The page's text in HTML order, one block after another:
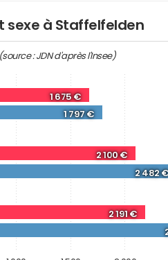
sexe à Staffelfelden
(source : JDN d'après l'Insee)
1 675 €
2 100 €
2 191 €
1 797 €
2 482 €